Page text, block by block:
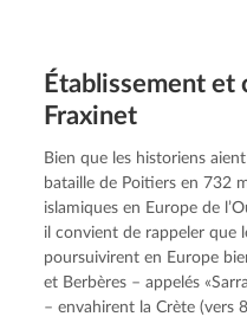
Établis­se­ment et
Fraxinet
Bien que les historiens
bataille de Poitiers en 732
islamiques en Europe de
il convient de rappeler que
poursuivirent en Europe
et Berbères – appelés
– envahirent la Crète (vers